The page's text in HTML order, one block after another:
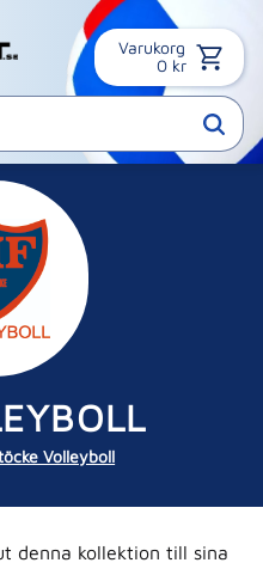
Varukorg
0 kr
Volleyboll
denna kollektion till sina